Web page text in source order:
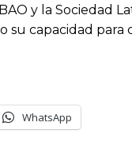
y la Sociedad
capacidad para
WhatsApp